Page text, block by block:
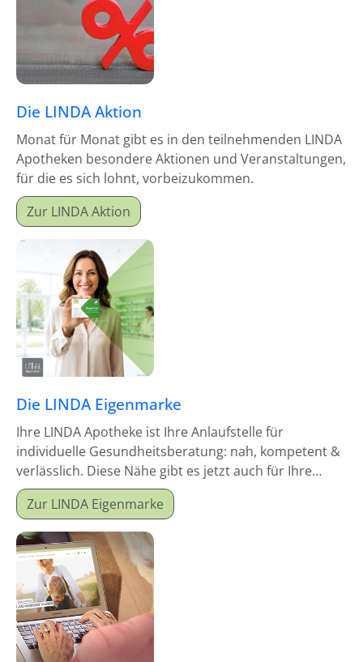
Die LINDA Aktion
Monat für Monat gibt es in den teilnehmenden LINDA
Apotheken besondere Aktionen und Veranstaltungen,
für die es sich lohnt, vorbeizukommen.
Zur LINDA Aktion
Die LINDA Eigenmarke
Ihre LINDA Apotheke ist Ihre Anlaufstelle für
individuelle Gesundheitsberatung: nah, kompetent &
verlässlich. Diese Nähe gibt es jetzt auch für Ihre
Hausapotheke!
Zur LINDA Eigenmarke